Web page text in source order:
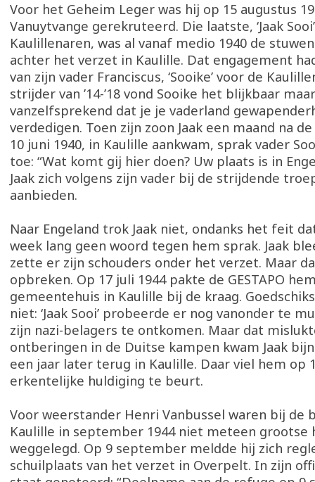
Voor het Geheim Leger was hij op 15 augustus
Vanuytvange gerekruteerd. Die laatste, ‘Jaak
Kaulillenaren, was al vanaf medio 1940 de
achter het verzet in Kaulille. Dat engagement
van zijn vader Franciscus, ‘Sooike’ voor de
strijder van ’14-’18 vond Sooike het blijkbaar maar
vanzelfsprekend dat je je vaderland
verdedigen. Toen zijn zoon Jaak een maand na
10 juni 1940, in Kaulille aankwam, sprak vader
toe: “Wat komt gij hier doen? Uw plaats is in
Jaak zich volgens zijn vader bij de strijdende
aanbieden.
Naar Engeland trok Jaak niet, ondanks het feit
week lang geen woord tegen hem sprak. Jaak
zette er zijn schouders onder het verzet. Maar
opbreken. Op 17 juli 1944 pakte de GESTAPO
gemeentehuis in Kaulille bij de kraag.
niet: ‘Jaak Sooi’ probeerde er nog vanonder te
zijn nazi-belagers te ontkomen. Maar dat
ontberingen in de Duitse kampen kwam Jaak
een jaar later terug in Kaulille. Daar viel hem op
erkentelijke huldiging te beurt.
Voor weerstander Henri Vanbussel waren bij de
Kaulille in september 1944 niet meteen grootse
weggelegd. Op 9 september meldde hij zich
schuilplaats van het verzet in Overpelt. In zijn